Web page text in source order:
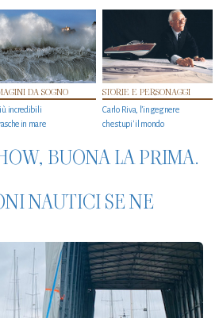
DA SOGNO
incredibili
in mare
STORIE E PERSONAGGI
Carlo Riva, l’ingegnere
che stupi' il mondo
BUONA LA PRIMA.
NAUTICI SE NE